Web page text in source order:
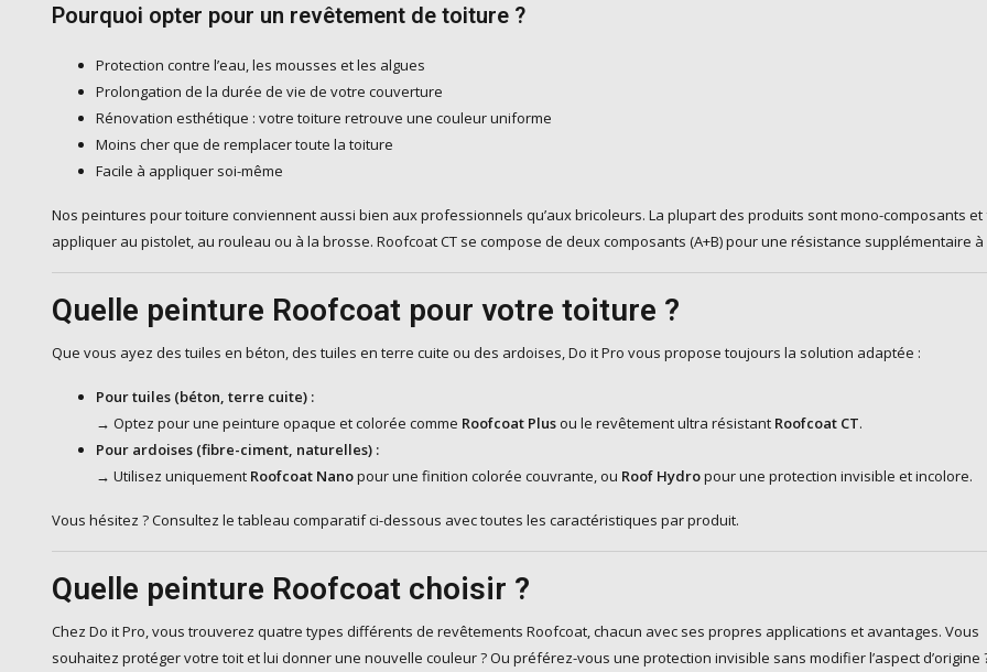
Pourquoi opter pour un revêtement de toiture ?
Protection contre l’eau, les mousses et les algues
Prolongation de la durée de vie de votre couverture
Rénovation esthétique : votre toiture retrouve une couleur uniforme
Moins cher que de remplacer toute la toiture
Facile à appliquer soi-même
Nos peintures pour toiture conviennent aussi bien aux professionnels qu’aux bricoleurs. La plupart des produits sont mono-composants et
appliquer au pistolet, au rouleau ou à la brosse. Roofcoat CT se compose de deux composants (A+B) pour une résistance supplémentaire à
Quelle peinture Roofcoat pour votre toiture ?
Que vous ayez des tuiles en béton, des tuiles en terre cuite ou des ardoises, Do it Pro vous propose toujours la solution adaptée :
Pour tuiles (béton, terre cuite) :
→ Optez pour une peinture opaque et colorée comme Roofcoat Plus ou le revêtement ultra résistant Roofcoat CT.
Pour ardoises (fibre-ciment, naturelles) :
→ Utilisez uniquement Roofcoat Nanopour une finition colorée couvrante, ou Roof Hydropour une protection invisible et incolore.
Vous hésitez ? Consultez le tableau comparatif ci-dessous avec toutes les caractéristiques par produit.
Quelle peinture Roofcoat choisir ?
Chez Do it Pro, vous trouverez quatre types différents de revêtements Roofcoat, chacun avec ses propres applications et avantages. Vous
souhaitez protéger votre toit et lui donner une nouvelle couleur ? Ou préférez-vous une protection invisible sans modifier l’aspect d’origine